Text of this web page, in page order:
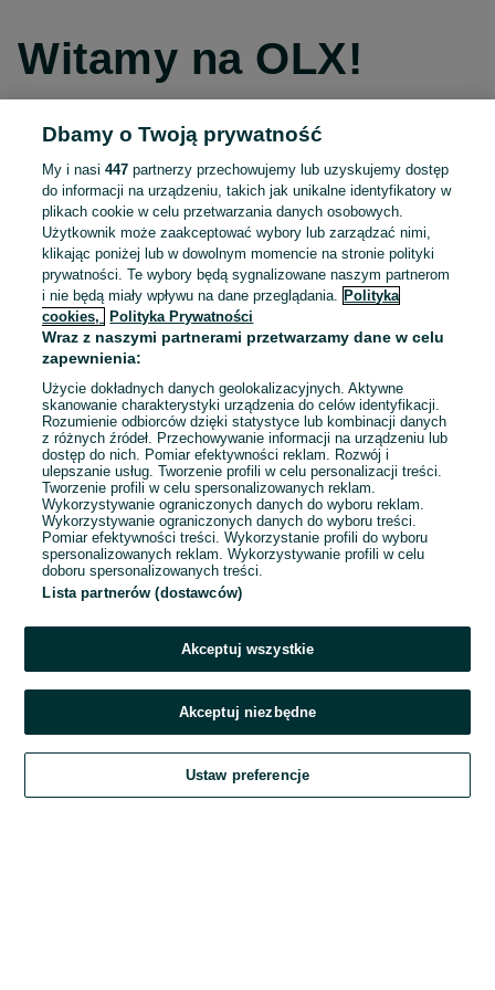
Witamy na OLX!
Kontynuuj przez Facebooka
Kontynuuj przez konto Apple
Kontynuuj przez konto Google
LUB
E-mail
Hasło
Zaloguj się
Kontynuując za pośrednictwem jednego z dostawców wskazanych powyżej,
OLX.pl w jego aktualnym brzmieniu.
Dbamy o Twoją prywatność
My i nasi447 partnerzy przechowujemy lub uzyskujemy dostęp
do informacji na urządzeniu, takich jak unikalne identyfikatory w
plikach cookie w celu przetwarzania danych osobowych.
Użytkownik może zaakceptować wybory lub zarządzać nimi,
klikając poniżej lub w dowolnym momencie na stronie polityki
prywatności. Te wybory będą sygnalizowane naszym partnerom
i nie będą miały wpływu na dane przeglądania.
Polityka
cookies,
Polityka Prywatności
Wraz z naszymi partnerami przetwarzamy dane w celu
zapewnienia:
Użycie dokładnych danych geolokalizacyjnych. Aktywne
skanowanie charakterystyki urządzenia do celów identyfikacji.
Rozumienie odbiorców dzięki statystyce lub kombinacji danych
z różnych źródeł. Przechowywanie informacji na urządzeniu lub
dostęp do nich. Pomiar efektywności reklam. Rozwój i
ulepszanie usług. Tworzenie profili w celu personalizacji treści.
Tworzenie profili w celu spersonalizowanych reklam.
Wykorzystywanie ograniczonych danych do wyboru reklam.
Wykorzystywanie ograniczonych danych do wyboru treści.
Pomiar efektywności treści. Wykorzystanie profili do wyboru
spersonalizowanych reklam. Wykorzystywanie profili w celu
doboru spersonalizowanych treści.
Lista partnerów (dostawców)
Akceptuj wszystkie
Akceptuj niezbędne
Ustaw preferencje